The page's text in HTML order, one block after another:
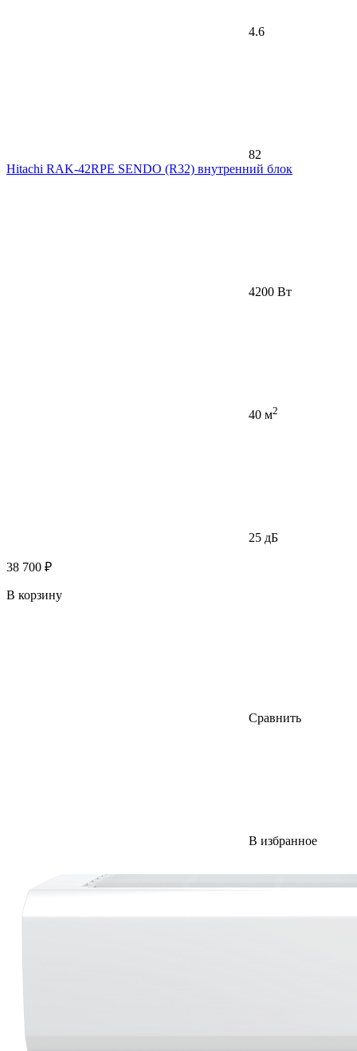
4.6
82
Hitachi RAK-42RPE SENDO (R32) внутренний блок
4200 Вт
40 м2
25 дБ
38 700 ₽
В корзину
Сравнить
В избранное